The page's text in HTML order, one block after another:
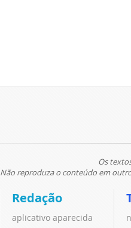
Os
Não reproduza o conteúdo em
Redação
aplicativo aparecida